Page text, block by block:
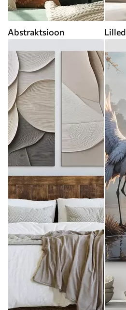
Abstraktsioon Lilled